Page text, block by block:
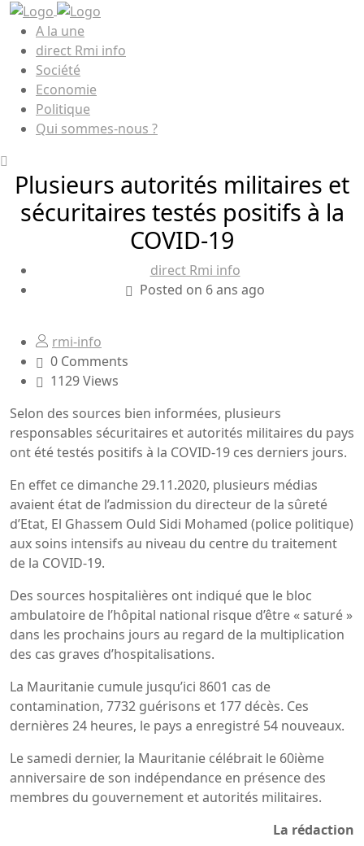
A la une
direct Rmi info
Société
Economie
Politique
Qui sommes-nous ?
Plusieurs autorités militaires et
sécuritaires testés positifs à la
COVID-19
direct Rmi info
Posted on 6 ans ago
rmi-info
0 Comments
1129 Views
Selon des sources bien informées, plusieurs
responsables sécuritaires et autorités militaires du pays
ont été testés positifs à la COVID-19 ces derniers jours.
En effet ce dimanche 29.11.2020, plusieurs médias
avaient état de l’admission du directeur de la sûreté
d’Etat, El Ghassem Ould Sidi Mohamed (police politique)
aux soins intensifs au niveau du centre du traitement
de la COVID-19.
Des sources hospitalières ont indiqué que le bloc
ambulatoire de l’hôpital national risque d’être « saturé »
dans les prochains jours au regard de la multiplication
des cas graves d’hospitalisations.
La Mauritanie cumule jusqu’ici 8601 cas de
contamination, 7732 guérisons et 177 décès. Ces
dernières 24 heures, le pays a enregistré 54 nouveaux.
Le samedi dernier, la Mauritanie célébrait le 60ième
anniversaire de son indépendance en présence des
membres du gouvernement et autorités militaires.
La rédaction